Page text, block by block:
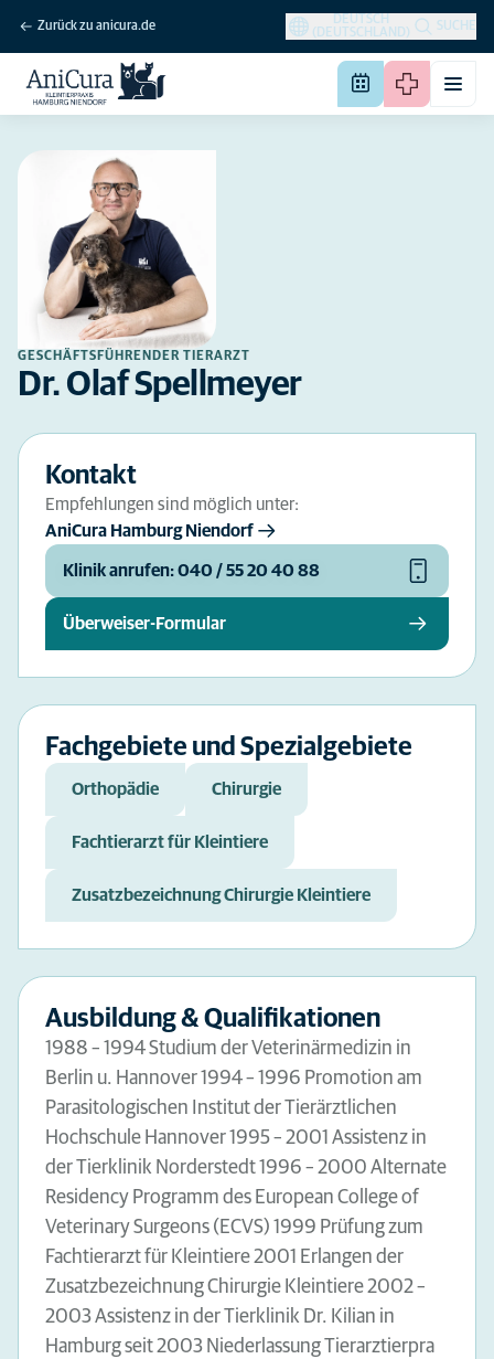
Zurück zu anicura.de
DEUTSCH
(DEUTSCHLAND)
SUCHE
GESCHÄFTSFÜHRENDER TIERARZT
Dr. Olaf Spellmeyer
Kontakt
Empfehlungen sind möglich unter:
AniCura Hamburg Niendorf
Klinik anrufen: 040 / 55 20 40 88
Überweiser-Formular
Fachgebiete und Spezialgebiete
Orthopädie Chirurgie
Fachtierarzt für Kleintiere
Zusatzbezeichnung Chirurgie Kleintiere
Ausbildung & Qualifikationen
1988 – 1994 Studium der Veterinärmedizin in
Berlin u. Hannover 1994 – 1996 Promotion am
Parasitologischen Institut der Tierärztlichen
Hochschule Hannover 1995 – 2001 Assistenz in
der Tierklinik Norderstedt 1996 – 2000 Alternate
Residency Programm des European College of
Veterinary Surgeons (ECVS) 1999 Prüfung zum
Fachtierarzt für Kleintiere 2001 Erlangen der
Zusatzbezeichnung Chirurgie Kleintiere 2002 –
2003 Assistenz in der Tierklinik Dr. Kilian in
Hamburg seit 2003 Niederlassung Tierarztierpra